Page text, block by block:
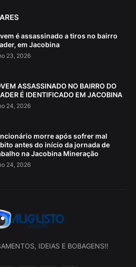
é assassinado a tiros no bairro
em Jacobina
23, 2026
ASSASSINADO NO BAIRRO DO
É IDENTIFICADO EM JACOBINA
24, 2026
morre após sofrer mal
antes do início da jornada de
na Jacobina Mineração
24, 2026
IDEIAS E BOBAGENS!!